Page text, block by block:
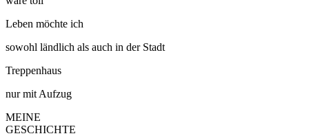
Leben möchte ich
sowohl ländlich als auch in der Stadt
Treppenhaus
nur mit Aufzug
MEINE
GESCHICHTE